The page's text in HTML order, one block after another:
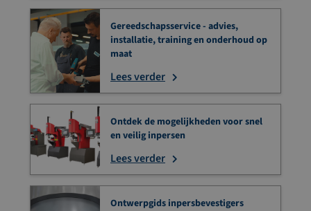
Gereedschapsservice - advies,
installatie, training en onderhoud op
maat
Lees verder
Ontdek de mogelijkheden voor snel
en veilig inpersen
Lees verder
Ontwerpgids inpersbevestigers